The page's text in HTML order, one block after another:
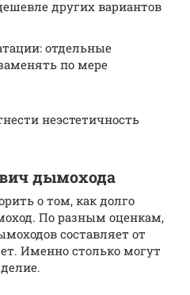
других вариантов
отдельные
по мере
неэстетичность
дымохода
о том, как долго
По разным оценкам,
составляет от
Именно столько могут